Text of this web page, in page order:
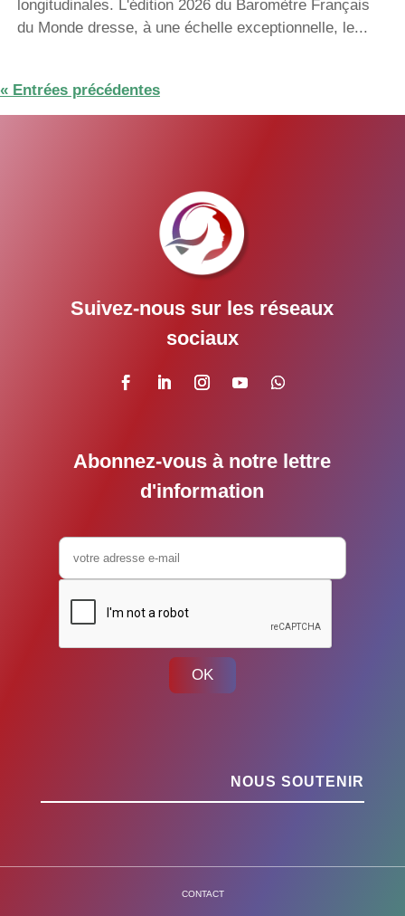
longitudinales. L'édition 2026 du Baromètre Français
du Monde dresse, à une échelle exceptionnelle, le...
« Entrées précédentes
Suivez-nous sur les réseaux
sociaux
Abonnez-vous à notre lettre
d'information
OK
NOUS SOUTENIR
CONTACT